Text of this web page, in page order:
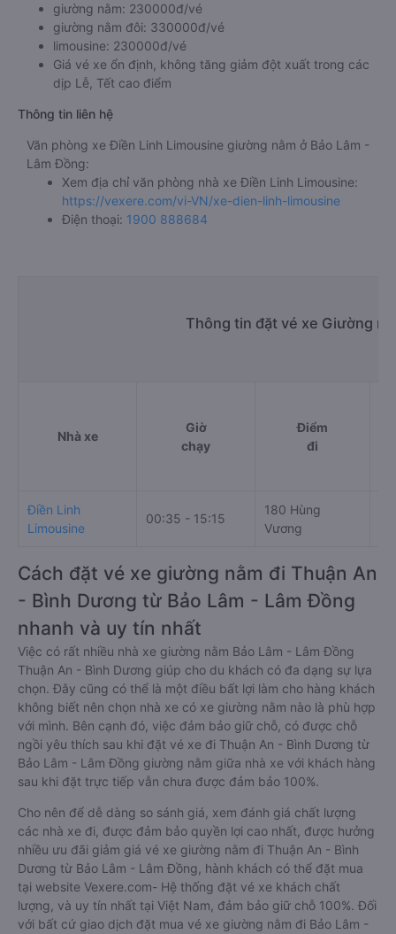
giường nằm: 230000đ/vé
giường nằm đôi: 330000đ/vé
limousine: 230000đ/vé
Giá vé xe ổn định, không tăng giảm đột xuất trong các
dịp Lễ, Tết cao điểm
Thông tin liên hệ
Văn phòng xe Điền Linh Limousine giường nằm ở Bảo Lâm -
Lâm Đồng:
Xem địa chỉ văn phòng nhà xe Điền Linh Limousine:
https://vexere.com/vi-VN/xe-dien-linh-limousine
Điện thoại: 1900 888684
Thông tin đặt vé xe Giường
Nhà xe
Giờ
chạy
Điểm
đi
Điền Linh
Limousine
00:35 - 15:15
180 Hùng
Vương
Cách đặt vé xe giường nằm đi Thuận An
- Bình Dương từ Bảo Lâm - Lâm Đồng
nhanh và uy tín nhất
Việc có rất nhiều nhà xe giường nằm Bảo Lâm - Lâm Đồng
Thuận An - Bình Dương giúp cho du khách có đa dạng sự lựa
chọn. Đây cũng có thể là một điều bất lợi làm cho hàng khách
không biết nên chọn nhà xe có xe giường nằm nào là phù hợp
với mình. Bên cạnh đó, việc đảm bảo giữ chỗ, có được chỗ
ngồi yêu thích sau khi đặt vé xe đi Thuận An - Bình Dương từ
Bảo Lâm - Lâm Đồng giường nằm giữa nhà xe với khách hàng
sau khi đặt trực tiếp vẫn chưa được đảm bảo 100%.
Cho nên để dễ dàng so sánh giá, xem đánh giá chất lượng
các nhà xe đi, được đảm bảo quyền lợi cao nhất, được hưởng
nhiều ưu đãi giảm giá vé xe giường nằm đi Thuận An - Bình
Dương từ Bảo Lâm - Lâm Đồng, hành khách có thể đặt mua
tại website Vexere.com- Hệ thống đặt vé xe khách chất
lượng, và uy tín nhất tại Việt Nam, đảm bảo giữ chỗ 100%. Đối
với bất cứ giao dịch đặt mua vé xe giường nằm đi Bảo Lâm -